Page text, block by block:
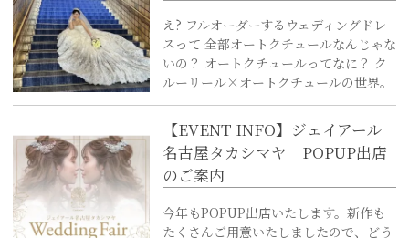
え? フルオーダーするウェディングドレ
スって 全部オートクチュールなんじゃな
いの？ オートクチュールってなに？ ク
ルーリール×オートクチュールの世界。
【EVENT INFO】ジェイアール
名古屋タカシマヤ POPUP出店
のご案内
今年もPOPUP出店いたします。新作も
たくさんご用意いたしましたので、どう